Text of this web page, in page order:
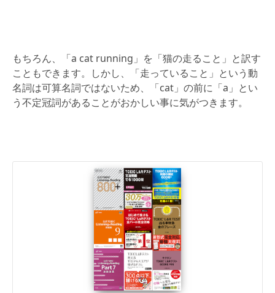
もちろん、「a cat running」を「猫の走ること」と訳す
こともできます。しかし、「走っていること」という動
名詞は可算名詞ではないため、「cat」の前に「a」とい
う不定冠詞があることがおかしい事に気がつきます。